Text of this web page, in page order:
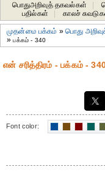
பொதுஅறிவுத் தகவல்கள்
பதில்கள்
காலச்
முதன்மை பக்கம் »பொது
»பக்கம் - 340
என் சரித்திரம் - பக்கம் -
Font color: